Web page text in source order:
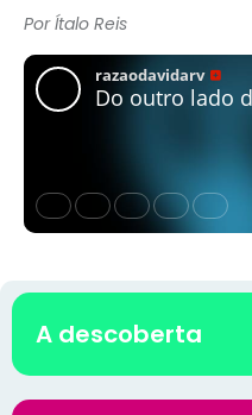
Por Ítalo Reis
A descoberta